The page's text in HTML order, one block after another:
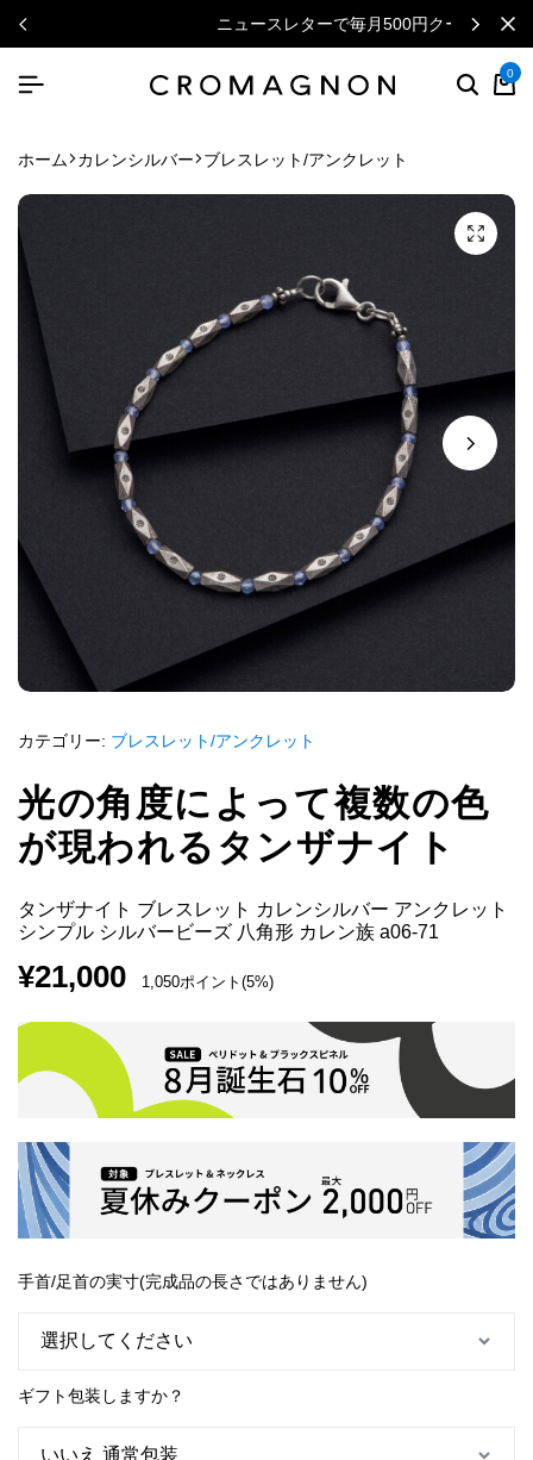
ニュースレターで毎月500円クーポン
0
ホーム カレンシルバー ブレスレット/アンクレット
カテゴリー: ブレスレット/アンクレット
光の角度によって複数の色
が現われるタンザナイト
タンザナイト ブレスレット カレンシルバー アンクレット
シンプル シルバービーズ 八角形 カレン族 a06-71
¥21,000 1,050ポイント(5%)
手首/足首の実寸(完成品の長さではありません)
ギフト包装しますか？